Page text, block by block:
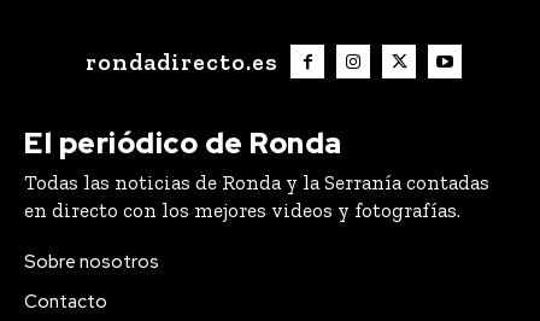
rondadirecto.es
El periódico de Ronda
Todas las noticias de Ronda y la Serranía contadas
en directo con los mejores videos y fotografías.
Sobre nosotros
Contacto